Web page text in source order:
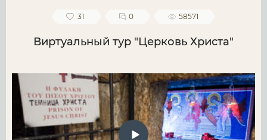
31 0 58571
Виртуальный тур "Церковь Христа"